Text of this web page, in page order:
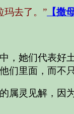
玛去了。” 【撒
，她们代表好
们里面，而不
属灵见解，因